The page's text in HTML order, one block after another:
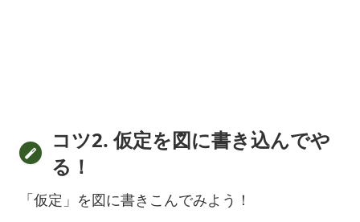
コツ2. 仮定を図に書き込んでや
る！
「仮定」を図に書きこんでみよう！